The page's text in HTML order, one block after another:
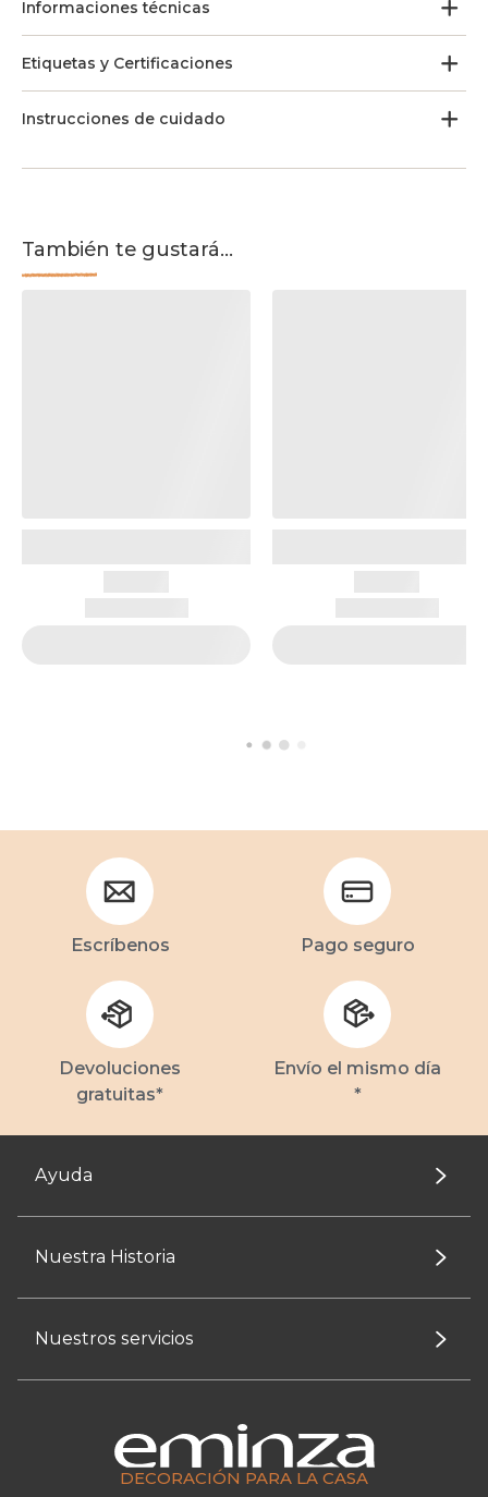
Informaciones técnicas
Etiquetas y Certificaciones
Instrucciones de cuidado
También te gustará...
Escríbenos Pago seguro
Devoluciones
gratuitas*
Envío el mismo día
*
Ayuda
Nuestra Historia
Nuestros servicios
DECORACIÓN PARA LA CASA